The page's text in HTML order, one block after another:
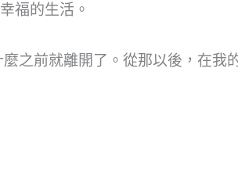
福的生活。
之前就離開了。從那以後，在我